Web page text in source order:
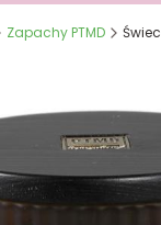
Zapachy PTMD